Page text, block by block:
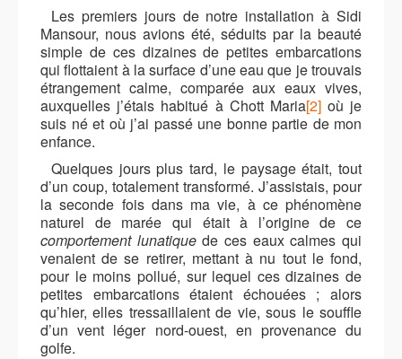
Les premiers jours de notre installation à Sidi
Mansour, nous avions été, séduits par la beauté
simple de ces dizaines de petites embarcations
qui flottaient à la surface d’une eau que je trouvais
étrangement calme, comparée aux eaux vives,
auxquelles j’étais habitué à Chott Maria[2]où je
suis né et où j’ai passé une bonne partie de mon
enfance.
Quelques jours plus tard, le paysage était, tout
d’un coup, totalement transformé. J’assistais, pour
la seconde fois dans ma vie, à ce phénomène
naturel de marée qui était à l’origine de ce
comportementlunatiquede ces eaux calmes qui
venaient de se retirer, mettant à nu tout le fond,
pour le moins pollué, sur lequel ces dizaines de
petites embarcations étaient échouées ; alors
qu’hier, elles tressaillaient de vie, sous le souffle
d’un vent léger nord-ouest, en provenance du
golfe.